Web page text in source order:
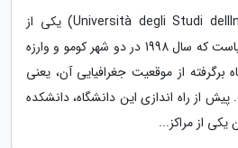
دانشگاه اینسوبریا (Università degli Studi dellInsubria) یکی از
دانشگاه های نام آشنای ایتالیاست که سال 1998 در دو شهر کومو و وارزه
از موقعیت جغرافیایی آن، یعنی
از راه اندازی این دانشگاه، دانشکده
یکی از مراکز...